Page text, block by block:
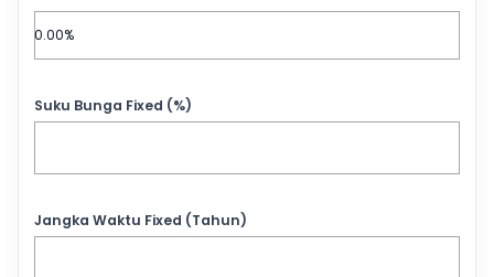
Suku Bunga Fixed (%)
Jangka Waktu Fixed (Tahun)